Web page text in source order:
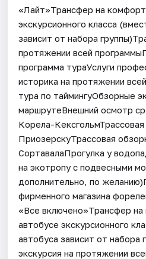
«Лайт»Трансфер на
экскурсионного класса
зависит от набора
протяжении всей
программа тураУслуги
историка на протяжении
тура по таймингуОбзорные
маршрутеВнешний осмотр
Корела-
ПриозерскуТрассовая
СортавалаПрогулка у
на экотропу с подвесными
дополнительно, по
фирменного магазина
«Все включено»Трансфер
автобусе экскурсионного
автобуса зависит от набора
экскурсия на протяжении